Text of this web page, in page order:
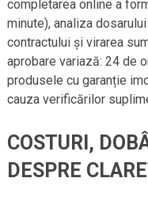
completarea online a
minute), analiza
contractului și virarea
aprobare variază: 24 de
produsele cu garanție
cauza verificărilor
COSTURI,
DESPRE